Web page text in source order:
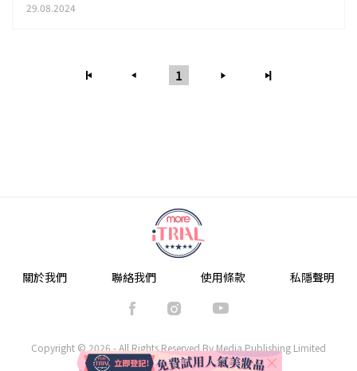
29.08.2024
1
關於我們 聯絡我們 使用條款 私隱聲明
Copyright © 2026 - All Rights Reserved By Media Publishing Limited